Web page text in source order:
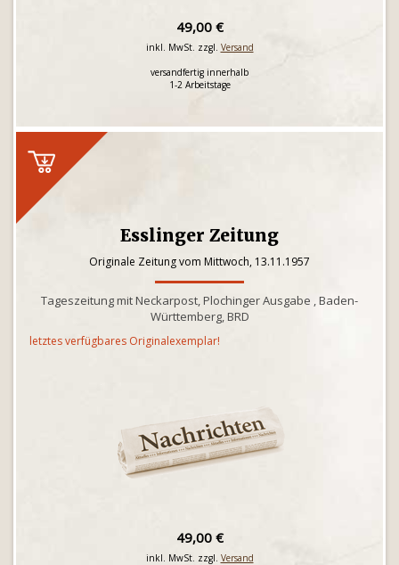
49,00 €
inkl. MwSt. zzgl. Versand
versandfertig innerhalb
1-2 Arbeitstage
Esslinger Zeitung
Originale Zeitung vom Mittwoch, 13.11.1957
Tageszeitung mit Neckarpost, Plochinger Ausgabe , Baden-
Württemberg, BRD
letztes verfügbares Originalexemplar!
49,00 €
inkl. MwSt. zzgl. Versand